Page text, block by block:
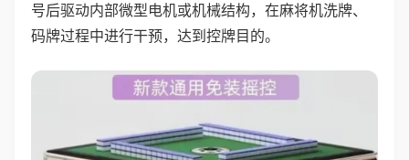
号后驱动内部微型电机或机械结构，在麻将机洗牌、
码牌过程中进行干预，达到控牌目的。